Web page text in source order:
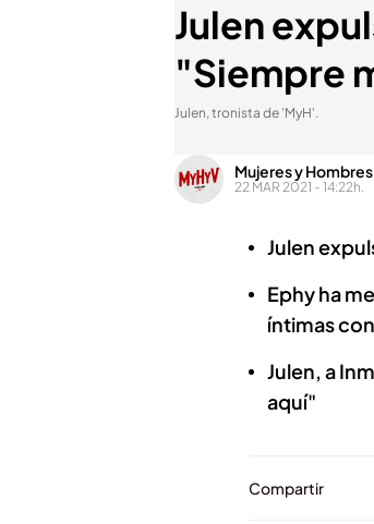
Julen
"Siempre
Julen, tronista de 'MyH'.
Mujeres y Hombres
22 MAR 2021 - 14:22h.
Julen
Ephy ha
íntimas
Julen, a
aquí"
Compartir